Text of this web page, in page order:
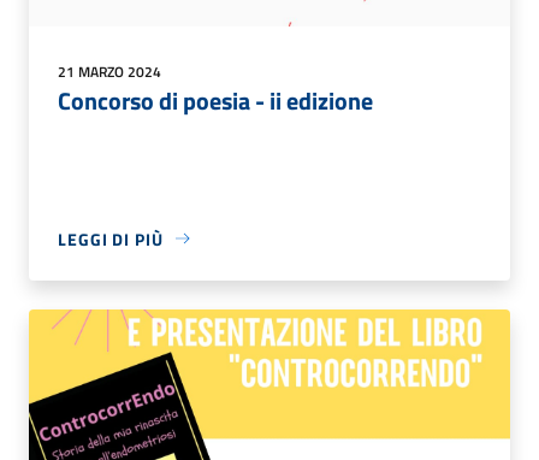
21 MARZO 2024
Concorso di poesia - ii edizione
LEGGI DI PIÙ